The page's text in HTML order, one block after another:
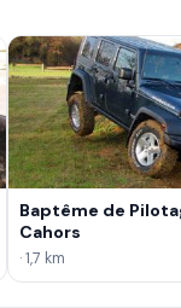
Baptême de
Cahors
· 1,7 km